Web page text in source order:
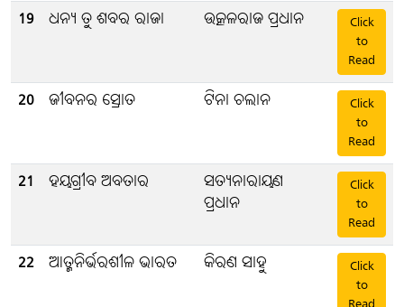
19 ଧନ୍ୟ ତୁ ଶବର ରାଜା ଉତ୍କଳରାଜ ପ୍ରଧାନ
Click
to
Read
20 ଜୀବନର ସ୍ରୋତ ଟିନା ଚଲାନ
Click
to
Read
21 ହୟଗ୍ରୀବ ଅବତାର
ସତ୍ୟନାରାୟଣ
ପ୍ରଧାନ
Click
to
Read
22 ଆତ୍ମନିର୍ଭରଶୀଳ ଭାରତ କିରଣ ସାହୁ
Click
to